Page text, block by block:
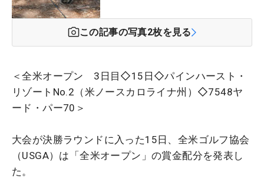
この記事の写真2枚を見る
＜全米オープン 3日目◇15日◇パインハースト・
リゾートNo.2（米ノースカロライナ州）◇7548ヤ
ード・パー70＞
大会が決勝ラウンドに入った15日、全米ゴルフ協会
（USGA）は「全米オープン」の賞金配分を発表し
た。